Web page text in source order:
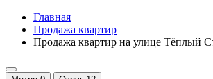
Главная
Продажа квартир
Продажа квартир на улице Тёплый